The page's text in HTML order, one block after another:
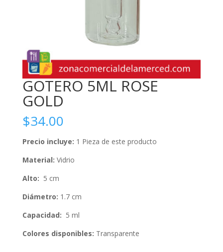
GOTERO 5ML ROSE
GOLD
$34.00
Precio incluye: 1 Pieza de este producto
Material: Vidrio
Alto: 5 cm
Diámetro: 1.7 cm
Capacidad: 5 ml
Colores disponibles: Transparente